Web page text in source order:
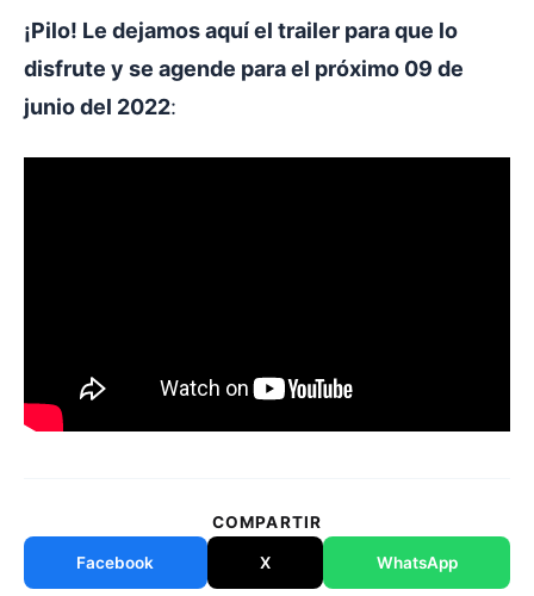
¡Pilo! Le dejamos aquí el trailer para que lo
disfrute y se agende para el próximo 09 de
junio del 2022:
COMPARTIR
Facebook X WhatsApp